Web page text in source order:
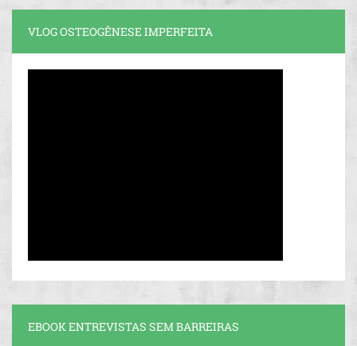
VLOG OSTEOGÊNESE IMPERFEITA
EBOOK ENTREVISTAS SEM BARREIRAS